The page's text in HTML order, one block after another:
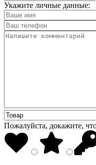
Укажите личные данные:
Пожалуйста, докажите,